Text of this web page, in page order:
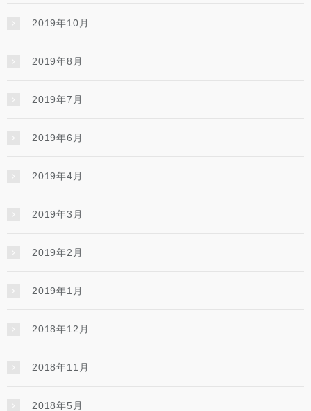
2019年10月
2019年8月
2019年7月
2019年6月
2019年4月
2019年3月
2019年2月
2019年1月
2018年12月
2018年11月
2018年5月